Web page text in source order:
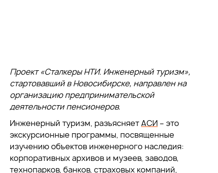
Проект «Сталкеры НТИ. Инженерный туризм»,
стартовавший в Новосибирске, направлен на
организацию предпринимательской
деятельности пенсионеров.
Инженерный туризм, разъясняетАСИ – это
экскурсионные программы, посвященные
изучению объектов инженерного наследия:
корпоративных архивов и музеев, заводов,
технопарков, банков, страховых компаний,